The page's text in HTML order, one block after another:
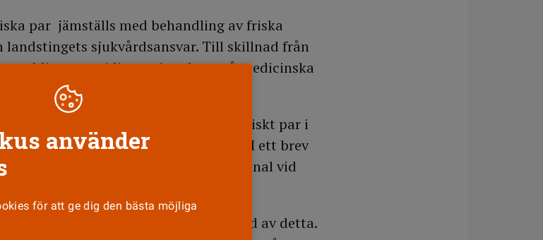
par jämställs med behandling av friska
sjukvårdsansvar. Till skillnad från
uteblivna graviditeten inte bero på medicinska
mötts av kritik och nu har ett lesbiskt par i
DO. I ett brev
om prisreglerna av sjukvårdspersonal vid
i Linköping:
skulle känna oss åsidosatta på grund av detta.
använder
för att ge dig den bästa möjliga